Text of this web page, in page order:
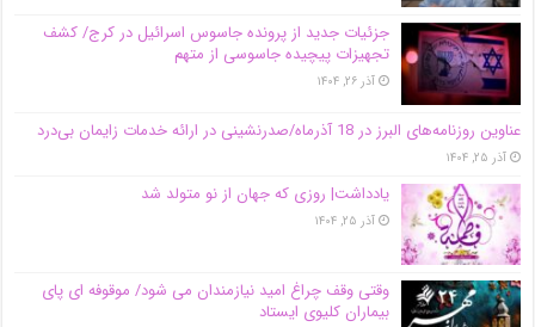
جزئیات جدید از پرونده جاسوس اسرائیل در کرج/‌ کشف
تجهیزات پیچیده جاسوسی از متهم
آذر ۲۶, ۱۴۰۴
عناوین روزنامه‌های البرز در ‌18 آذرماه/صدرنشینی در ارائه خدمات زایمان بی‌درد
آذر ۲۵, ۱۴۰۴
یادداشت| روزی که جهان از نو متولد شد
آذر ۲۵, ۱۴۰۴
وقتی وقف چراغ امید نیازمندان می شود/ موقوفه ای پای
بیماران کلیوی ایستاد